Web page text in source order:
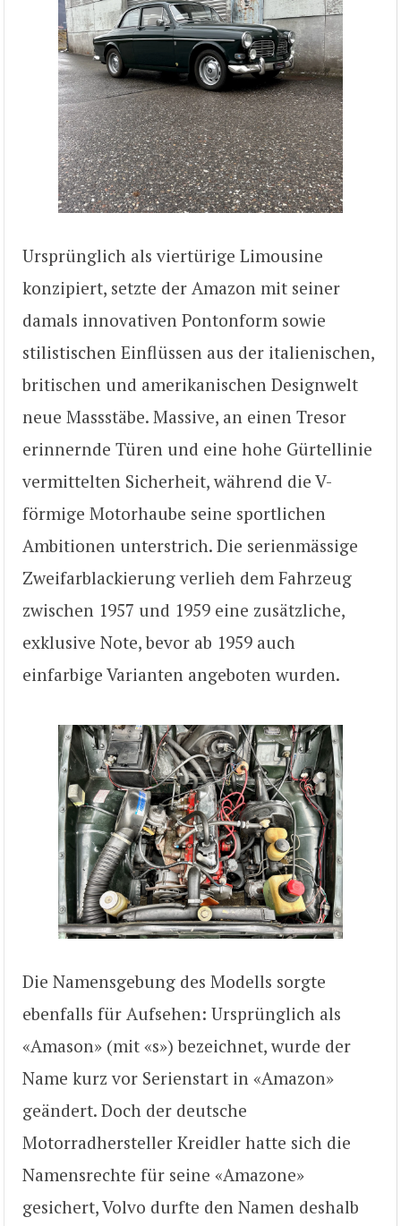
Ursprünglich als viertürige Limousine
konzipiert, setzte der Amazon mit seiner
damals innovativen Pontonform sowie
stilistischen Einflüssen aus der italienischen,
britischen und amerikanischen Designwelt
neue Massstäbe. Massive, an einen Tresor
erinnernde Türen und eine hohe Gürtellinie
vermittelten Sicherheit, während die V-
förmige Motorhaube seine sportlichen
Ambitionen unterstrich. Die serienmässige
Zweifarblackierung verlieh dem Fahrzeug
zwischen 1957 und 1959 eine zusätzliche,
exklusive Note, bevor ab 1959 auch
einfarbige Varianten angeboten wurden.
Die Namensgebung des Modells sorgte
ebenfalls für Aufsehen: Ursprünglich als
«Amason» (mit «s») bezeichnet, wurde der
Name kurz vor Serienstart in «Amazon»
geändert. Doch der deutsche
Motorradhersteller Kreidler hatte sich die
Namensrechte für seine «Amazone»
gesichert, Volvo durfte den Namen deshalb